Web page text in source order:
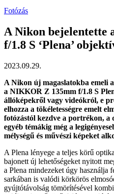
Fotózás
A Nikon bejelentette
f/1.8 S ‘Plena’
2023.09.29.
A Nikon új magaslatokba emeli
a NIKKOR Z 135mm f/1.8 S
állóképekről vagy videókról, e
elhozza a tökéletességre emelt
fotózástól kezdve a portrékon, a
egyéb témákig még a
mélységű és művészi képeket
A Plena lényege a teljes körű
bajonett új lehetőségeket nyitott
a Plena mindezeket úgy használja
sarkában is valódi körkörös
gyújtótávolság tömörítésével